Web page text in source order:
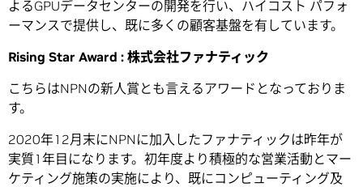
よるGPUデータセンターの開発を行い、ハイコスト パフォ
ーマンスで提供し、既に多くの顧客基盤を有しています。
Rising Star Award : 株式会社ファナティック
こちらはNPNの新人賞とも言えるアワードとなっておりま
す。
2020年12月末にNPNに加入したファナティックは昨年が
実質1年目になります。初年度より積極的な営業活動とマー
ケティング施策の実施により、既にコンピューティング及